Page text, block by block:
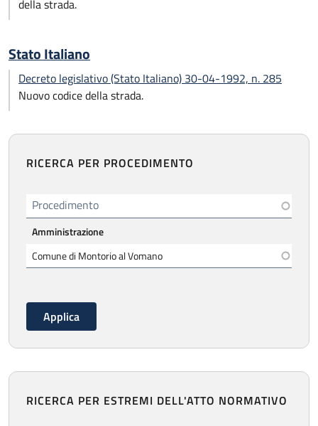
della strada.
Stato Italiano
Decreto legislativo (Stato Italiano) 30-04-1992, n. 285
Nuovo codice della strada.
RICERCA PER PROCEDIMENTO
Procedimento
Amministrazione
RICERCA PER ESTREMI DELL'ATTO NORMATIVO